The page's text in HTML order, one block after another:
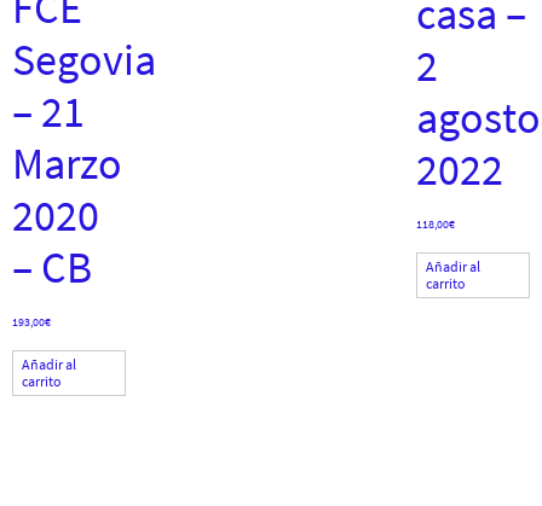
Segovia
– 21
Marzo
2020
– CB
193,00€
Añadir al
carrito
casa –
2
agosto
2022
118,00€
Añadir al
carrito